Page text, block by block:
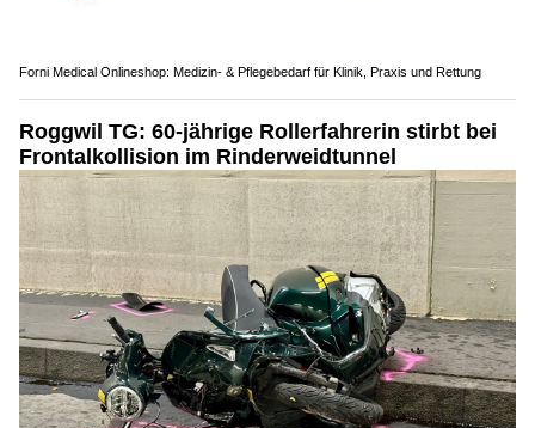
Forni Medical Onlineshop: Medizin- & Pflegebedarf für Klinik, Praxis und Rettung
Roggwil TG: 60-jährige Rollerfahrerin stirbt bei
Frontalkollision im Rinderweidtunnel